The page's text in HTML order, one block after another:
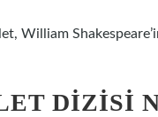
William
DIZISI